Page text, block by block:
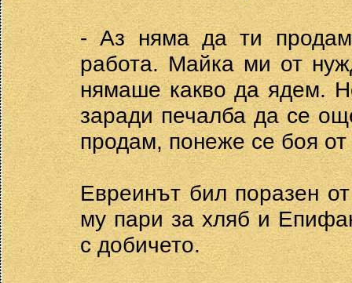
- Аз няма да ти
работа. Майка ми от
нямаше какво да ядем.
заради печалба да се
продам, понеже се боя
Евреинът бил поразен
му пари за хляб и
с добичето.